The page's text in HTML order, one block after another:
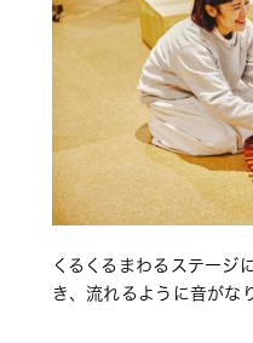
くるくるまわるステージ
き、流れるように音がな